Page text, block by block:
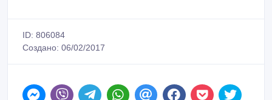
ID: 806084
Создано: 06/02/2017